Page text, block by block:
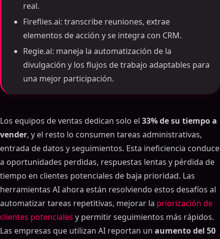
real.
Fireflies.ai: transcribe reuniones, extrae
elementos de acción y se integra con CRM.
Regie.ai: maneja la automatización de la
divulgación y los flujos de trabajo adaptables para
una mejor participación.
Los equipos de ventas dedican solo el 33% de su tiempo a
vender, y el resto lo consumen tareas administrativas,
entrada de datos y seguimientos. Esta ineficiencia conduce
a oportunidades perdidas, respuestas lentas y pérdida de
tiempo en clientes potenciales de baja prioridad. Las
herramientas AI ahora están resolviendo estos desafíos al
automatizar tareas repetitivas, mejorar la priorización de
clientes potenciales y permitir seguimientos más rápidos.
Las empresas que utilizan AI reportan un aumento del 50